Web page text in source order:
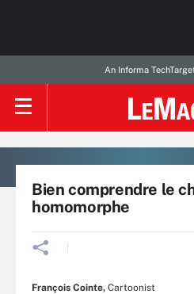
An Informa
Bien comprendre le
homomorphe
François Cointe, Cartoonist